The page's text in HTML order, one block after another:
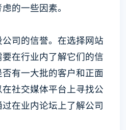
的一些因素。
司的信誉。在选择网站
在行业内了解它们的信
有一大批的客户和正面
社交媒体平台上寻找公
在业内论坛上了解公司